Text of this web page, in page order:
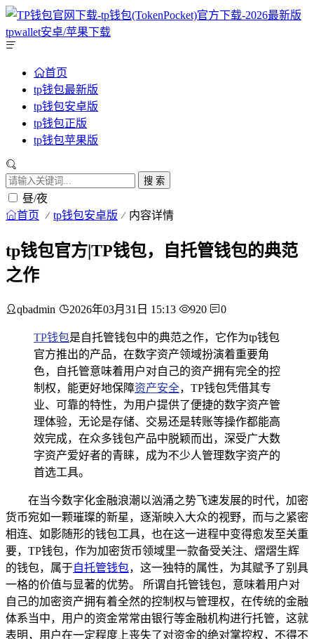
首页
tp钱包最新版
tp钱包安卓版
tp钱包正版
tp钱包苹果版
搜 索
昼/夜
首页 tp钱包安卓版 内容详情
tp钱包官方|TP钱包，自托管钱包的典范
之作
qbadmin 2026年03月31日 15:13 920 0
TP钱包是自托管钱包中的典范之作，它作为tp钱包
官方推出的产品，在数字资产领域扮演着重要角
色，自托管意味着用户对自己的资产拥有完全的控
制权，能更好地保障资产安全，TP钱包凭借其专
业、可靠的特性，为用户提供了便捷的数字资产管
理体验，无论是存储、交易还是转账等操作都能高
效完成，在众多钱包产品中脱颖而出，深受广大数
字资产爱好者的青睐，成为不少人管理数字资产的
首选工具。
在当今数字化金融浪潮以汹涌之势飞速发展的时代，加密
货币宛如一颗璀璨的新星，逐渐映入大众的视野，而与之紧密
相连、如影随形的钱包工具，也在这一进程中变得愈发至关重
要，TP钱包，作为加密货币领域里一款备受关注、熠熠生辉
的钱包，属于自托管钱包，这一独特的属性，为其赋予了别具
一格的价值与显著的优势。 所谓自托管钱包，意味着用户对
自己的加密资产拥有着全然的控制权与管理权，在传统的金融
体系当中，用户的资金常常由银行等金融机构进行托管，这就
表明，用户在一定程度上丧失了对资金的绝对掌控权，不得不